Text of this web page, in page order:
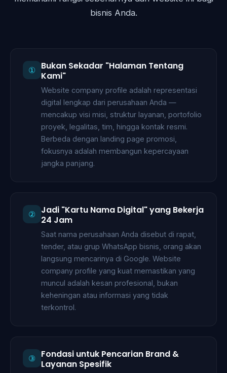
bisnis Anda.
①
Bukan Sekadar "Halaman Tentang
Kami"
Website company profile adalah representasi
digital lengkap dari perusahaan Anda —
mencakup visi misi, struktur layanan, portofolio
proyek, legalitas, tim, hingga kontak resmi.
Berbeda dengan landing page promosi,
fokusnya adalah membangun kepercayaan
jangka panjang.
②
Jadi "Kartu Nama Digital" yang Bekerja
24 Jam
Saat nama perusahaan Anda disebut di rapat,
tender, atau grup WhatsApp bisnis, orang akan
langsung mencarinya di Google. Website
company profile yang kuat memastikan yang
muncul adalah kesan profesional, bukan
keheningan atau informasi yang tidak
terkontrol.
③
Fondasi untuk Pencarian Brand &
Layanan Spesifik